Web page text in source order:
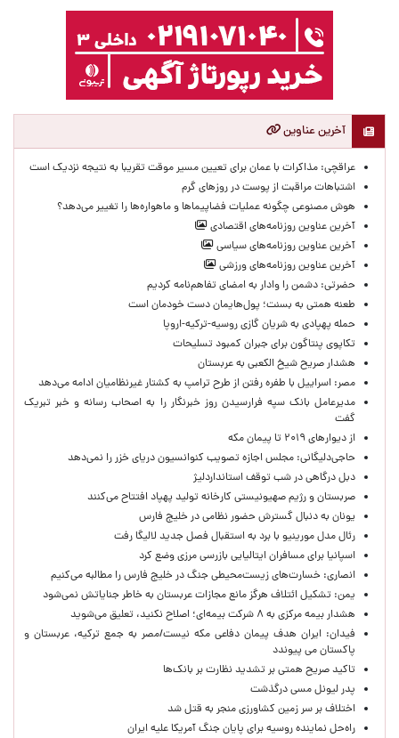
آخرین عناوین
عراقچی: مذاکرات با عمان برای تعیین مسیر موقت تقریبا به نتیجه نزدیک است
اشتباهات مراقبت از پوست در روزهای گرم
هوش مصنوعی چگونه عملیات فضاپیماها و ماهواره‌ها را تغییر می‌دهد؟
آخرین عناوین روزنامه‌های اقتصادی
آخرین عناوین روزنامه‌های سیاسی
آخرین عناوین روزنامه‌های ورزشی
حضرتی: دشمن را وادار به امضای تفاهم‌نامه کردیم
طعنه همتی به بسنت؛ پول‌هایمان دست خودمان است
حمله پهپادی به شریان گازی روسیه-ترکیه-اروپا
تکاپوی پنتاگون برای جبران کمبود تسلیحات
هشدار صریح شیخ الکعبی به عربستان
مصر: اسراییل با طفره رفتن از طرح ترامپ به کشتار غیرنظامیان ادامه می‌دهد
مدیرعامل بانک سپه فرارسیدن روز خبرنگار را به اصحاب رسانه و خبر تبریک
گفت
از دیوارهای ۲۰۱۹ تا پیمان مکه
حاجی‌دلیگانی: مجلس اجازه تصویب کنوانسیون دریای خزر را نمی‌دهد
دبل درگاهی در شب توقف استانداردلیژ
صربستان و رژیم صهیونیستی کارخانه تولید پهپاد افتتاح می‌کنند
یونان به دنبال گسترش حضور نظامی در خلیج فارس
رئال مدل مورینیو با برد به استقبال فصل جدید لالیگا رفت
اسپانیا برای مسافران ایتالیایی بازرسی مرزی وضع کرد
انصاری: خسارت‌های زیست‌محیطی جنگ در خلیج فارس را مطالبه‌ می‌کنیم
یمن: تشکیل ائتلاف هرگز مانع مجازات عربستان به خاطر جنایاتش نمی‌شود
هشدار بیمه مرکزی به ۸ شرکت بیمه‌ای؛ اصلاح نکنید، تعلیق می‌شوید
فیدان: ایران هدف پیمان دفاعی مکه نیست/مصر به جمع ترکیه، عربستان و
پاکستان می پیوندد
تاکید صریح همتی بر تشدید نظارت بر بانک‌ها
پدر لیونل مسی درگذشت
اختلاف بر سر زمین کشاورزی منجر به قتل شد
راه‌حل نماینده روسیه برای پایان جنگ آمریکا علیه ایران